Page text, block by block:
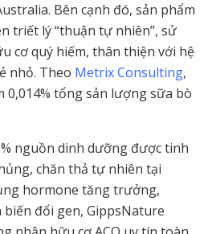
Bên cạnh đó, sản phẩm
triết lý “thuận tự nhiên”, sử
cơ quý hiếm, thân thiện với hệ
nhỏ. Theo Metrix Consulting,
0,014% tổng sản lượng sữa bò
nguồn dinh dưỡng được tinh
chăn thả tự nhiên tại
hormone tăng trưởng,
đổi gen, GippsNature